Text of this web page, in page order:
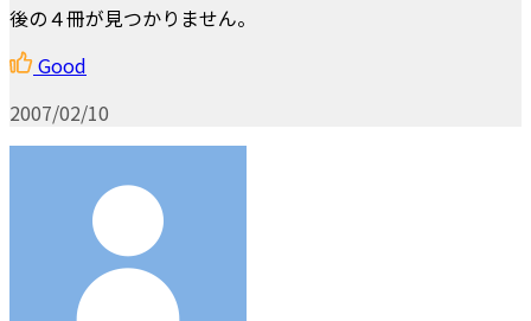
後の４冊が見つかりません。
Good
2007/02/10